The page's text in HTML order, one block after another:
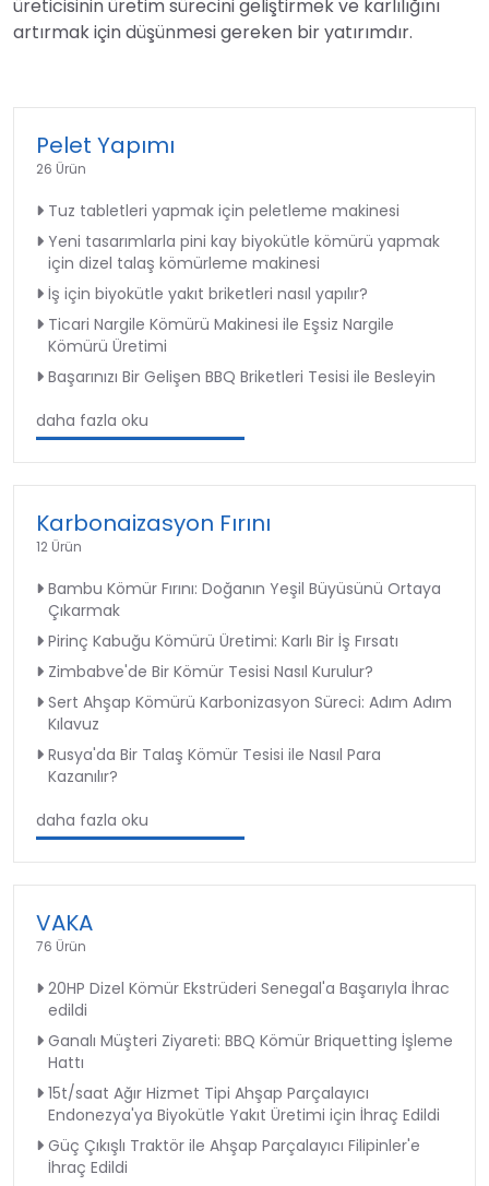
üreticisinin üretim sürecini geliştirmek ve karlılığını
artırmak için düşünmesi gereken bir yatırımdır.
Pelet Yapımı
26 Ürün
Tuz tabletleri yapmak için peletleme makinesi
Yeni tasarımlarla pini kay biyokütle kömürü yapmak
için dizel talaş kömürleme makinesi
İş için biyokütle yakıt briketleri nasıl yapılır?
Ticari Nargile Kömürü Makinesi ile Eşsiz Nargile
Kömürü Üretimi
Başarınızı Bir Gelişen BBQ Briketleri Tesisi ile Besleyin
daha fazla oku
Karbonaizasyon Fırını
12 Ürün
Bambu Kömür Fırını: Doğanın Yeşil Büyüsünü Ortaya
Çıkarmak
Pirinç Kabuğu Kömürü Üretimi: Karlı Bir İş Fırsatı
Zimbabve'de Bir Kömür Tesisi Nasıl Kurulur?
Sert Ahşap Kömürü Karbonizasyon Süreci: Adım Adım
Kılavuz
Rusya'da Bir Talaş Kömür Tesisi ile Nasıl Para
Kazanılır?
daha fazla oku
VAKA
76 Ürün
20HP Dizel Kömür Ekstrüderi Senegal'a Başarıyla İhrac
edildi
Ganalı Müşteri Ziyareti: BBQ Kömür Briquetting İşleme
Hattı
15t/saat Ağır Hizmet Tipi Ahşap Parçalayıcı
Endonezya'ya Biyokütle Yakıt Üretimi için İhraç Edildi
Güç Çıkışlı Traktör ile Ahşap Parçalayıcı Filipinler'e
İhraç Edildi